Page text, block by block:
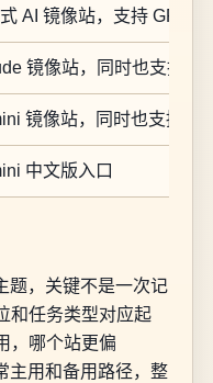
AI 镜像站，支持 GPT
镜像站，同时也支持
镜像站，同时也支持
中文版入口
题，关键不是一次记
和任务类型对应起
，哪个站更偏
主用和备用路径，整